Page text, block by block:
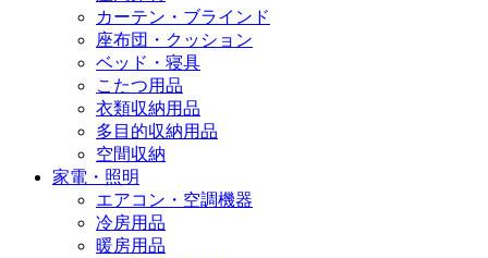
カーテン・ブラインド
座布団・クッション
ベッド・寝具
こたつ用品
衣類収納用品
多目的収納用品
空間収納
家電・照明
エアコン・空調機器
冷房用品
暖房用品